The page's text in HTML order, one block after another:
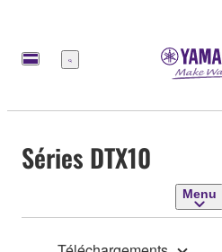
Menu
Séries DTX10
Menu